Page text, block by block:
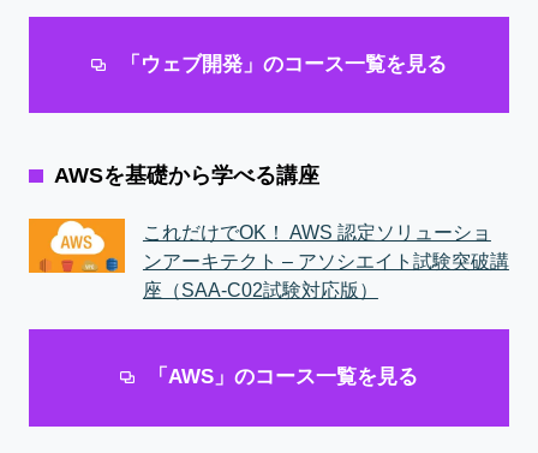
「ウェブ開発」のコース一覧を見る
AWSを基礎から学べる講座
これだけでOK！ AWS 認定ソリューショ
ンアーキテクト – アソシエイト試験突破講
座（SAA-C02試験対応版）
「AWS」のコース一覧を見る